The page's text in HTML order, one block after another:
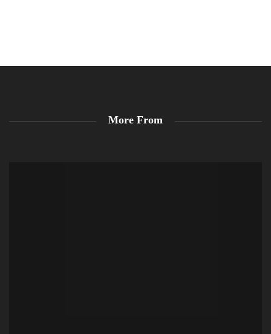
More From